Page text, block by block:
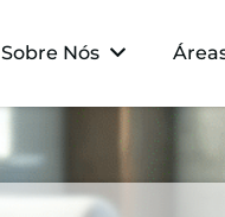
Sobre Nós